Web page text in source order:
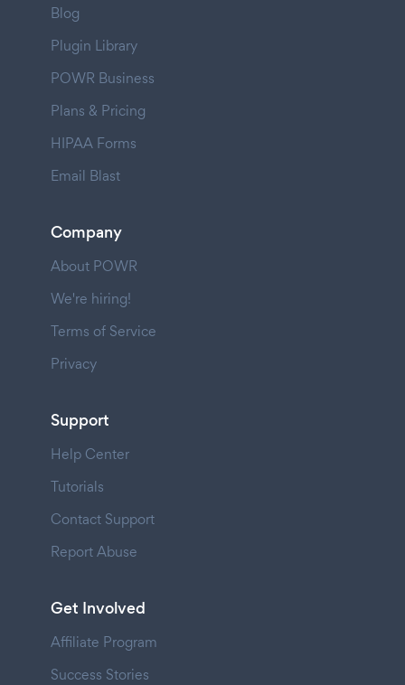
Blog
Plugin Library
POWR Business
Plans & Pricing
HIPAA Forms
Email Blast
Company
About POWR
We're hiring!
Terms of Service
Privacy
Support
Help Center
Tutorials
Contact Support
Report Abuse
Get Involved
Affiliate Program
Success Stories